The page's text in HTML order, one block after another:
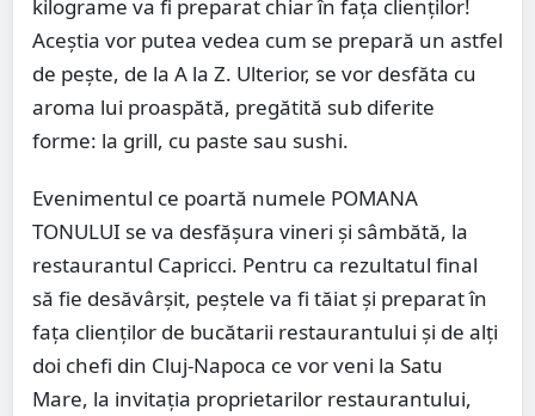
kilograme va fi preparat chiar în fața clienților!
Aceștia vor putea vedea cum se prepară un astfel
de pește, de la A la Z. Ulterior, se vor desfăta cu
aroma lui proaspătă, pregătită sub diferite
forme: la grill, cu paste sau sushi.
Evenimentul ce poartă numele POMANA
TONULUI se va desfășura vineri și sâmbătă, la
restaurantul Capricci. Pentru ca rezultatul final
să fie desăvârșit, peștele va fi tăiat și preparat în
fața clienților de bucătarii restaurantului și de alți
doi chefi din Cluj-Napoca ce vor veni la Satu
Mare, la invitația proprietarilor restaurantului,